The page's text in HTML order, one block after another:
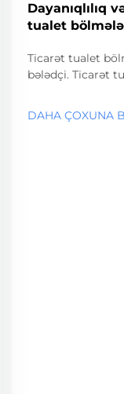
Dayanıqlılıq
tualet
Ticarət tualet
bələdçi. Ticarət
xərclərini təsir
DAHA ÇOXUNA